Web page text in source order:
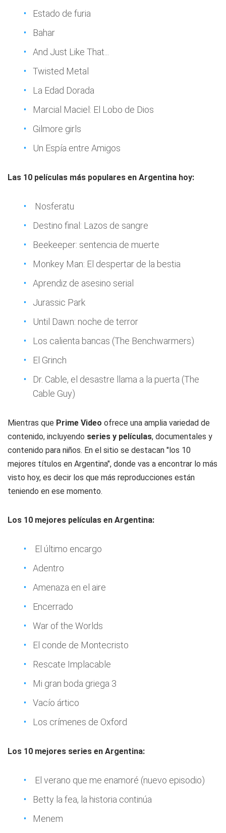
Estado de furia
Bahar
And Just Like That...
Twisted Metal
La Edad Dorada
Marcial Maciel: El Lobo de Dios
Gilmore girls
Un Espía entre Amigos
Las 10 películas más populares en Argentina hoy:
Nosferatu
Destino final: Lazos de sangre
Beekeeper: sentencia de muerte
Monkey Man: El despertar de la bestia
Aprendiz de asesino serial
Jurassic Park
Until Dawn: noche de terror
Los calienta bancas (The Benchwarmers)
El Grinch
Dr. Cable, el desastre llama a la puerta (The
Cable Guy)
Mientras que Prime Video ofrece una amplia variedad de
contenido, incluyendo series y películas, documentales y
contenido para niños. En el sitio se destacan "los 10
mejores títulos en Argentina", donde vas a encontrar lo más
visto hoy, es decir los que más reproducciones están
teniendo en ese momento.
Los 10 mejores películas en Argentina:
El último encargo
Adentro
Amenaza en el aire
Encerrado
War of the Worlds
El conde de Montecristo
Rescate Implacable
Mi gran boda griega 3
Vacío ártico
Los crímenes de Oxford
Los 10 mejores series en Argentina:
El verano que me enamoré (nuevo episodio)
Betty la fea, la historia continúa
Menem